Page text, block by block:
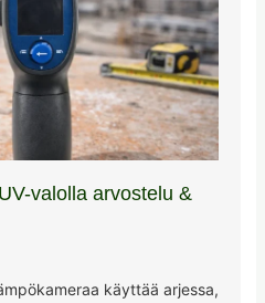
valolla arvostelu &
käyttää arjessa,